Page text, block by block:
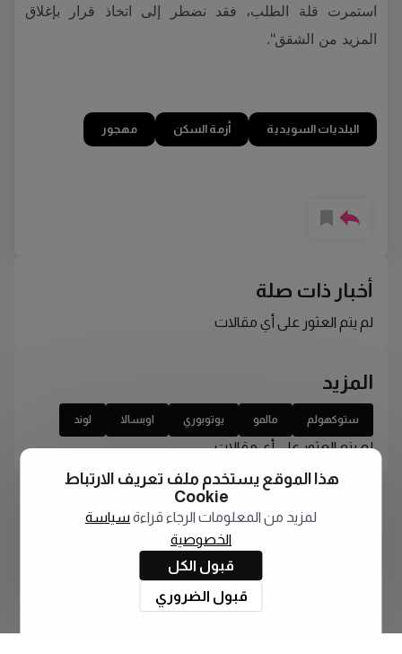
استمرت قلة الطلب، فقد نضطر إلى اتخاذ قرار بإغلاق
المزيد من الشقق".
البلديات السويدية أزمة السكن مهجور
أخبار ذات صلة
لم يتم العثور على أي مقالات
المزيد
ستوكهولم مالمو يوتوبوري اوبسالا لوند
لم يتم العثور على أي مقالات
هذا الموقع يستخدم ملف تعريف الارتباط
Cookie
لمزيد من المعلومات الرجاء قراءة سياسة
الخصوصية
قبول الكل
قبول الضروري